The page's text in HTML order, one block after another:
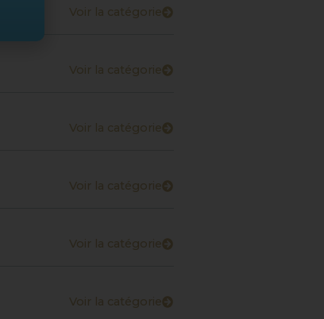
Voir la catégorie
Voir la catégorie
Voir la catégorie
Voir la catégorie
Voir la catégorie
Voir la catégorie